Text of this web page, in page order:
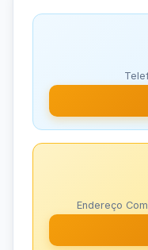
Endereço